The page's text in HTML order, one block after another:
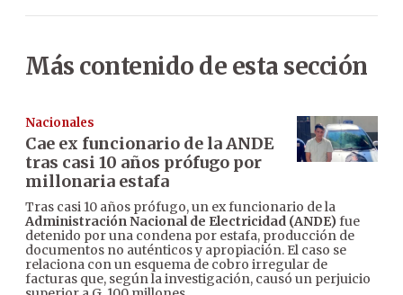
Más contenido de esta sección
Nacionales
Cae ex funcionario de la ANDE
tras casi 10 años prófugo por
millonaria estafa
Tras casi 10 años prófugo, un ex funcionario de la
Administración Nacional de Electricidad (ANDE)fue
detenido por una condena por estafa, producción de
documentos no auténticos y apropiación. El caso se
relaciona con un esquema de cobro irregular de
facturas que, según la investigación, causó un perjuicio